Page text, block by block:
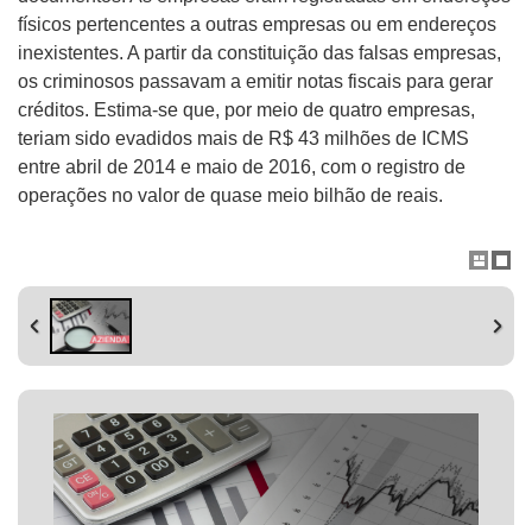
físicos pertencentes a outras empresas ou em endereços
inexistentes. A partir da constituição das falsas empresas,
os criminosos passavam a emitir notas fiscais para gerar
créditos. Estima-se que, por meio de quatro empresas,
teriam sido evadidos mais de R$ 43 milhões de ICMS
entre abril de 2014 e maio de 2016, com o registro de
operações no valor de quase meio bilhão de reais.